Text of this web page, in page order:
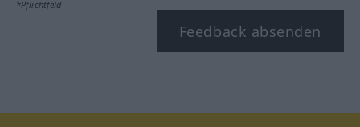
*Pflichtfeld
Feedback absenden